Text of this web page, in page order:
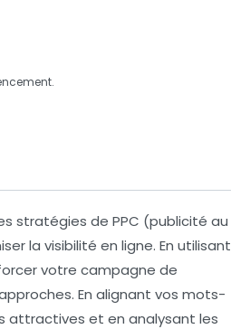
stratégies de PPC (publicité au
la visibilité en ligne. En utilisant
votre campagne de
En alignant vos mots-
attractives et en analysant les